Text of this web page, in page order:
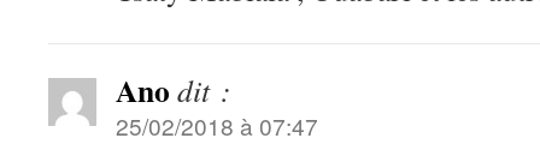
Ano dit :
25/02/2018 à 07:47